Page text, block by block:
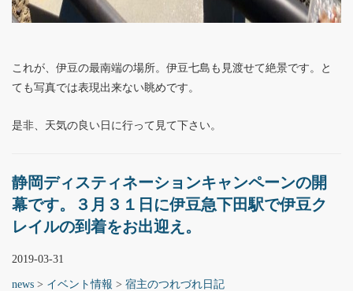
これが、伊豆の最南端の場所。伊豆七島も見渡せて絶景です。と
ても写真では表現出来ない眺めです。
是非、天気の良い日に行って見て下さい。
静岡ディスティネーションキャンペーンの開
幕です。３月３１日に伊豆急下田駅で伊豆ク
レイルの到着をお出迎え。
2019-03-31
news > イベント情報 > 宿主のつれづれ日記